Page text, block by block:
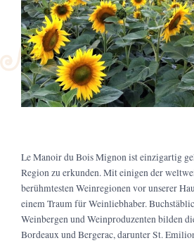
Le Manoir du Bois Mignon ist einzigartig
Region zu erkunden. Mit einigen der
berühmtesten Weinregionen vor unserer
einem Traum für Weinliebhaber.
Weinbergen und Weinproduzenten bilden
Bordeaux und Bergerac, darunter St.